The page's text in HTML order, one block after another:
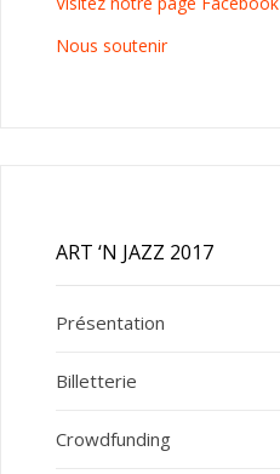
Nous soutenir
ART ‘N JAZZ 2017
Présentation
Billetterie
Crowdfunding